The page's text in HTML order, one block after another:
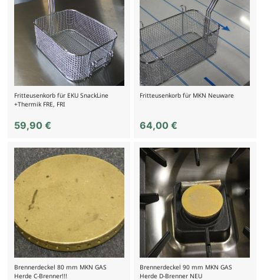
Fritteusenkorb für EKU SnackLine
+Thermik FRE, FRI
59,90 €
Fritteusenkorb für MKN Neuware
64,00€
Brennerdeckel 80 mm MKN GAS
Herde C-Brenner!!!
Brennerdeckel 90 mm MKN GAS
Herde D-Brenner NEU